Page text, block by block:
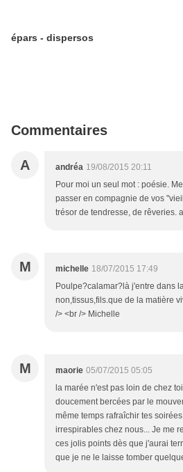
épars - dispersos
Commentaires
A andréa 19/08/2015 20:11
Pour moi un seul mot : poésie.
passer en compagnie de vos
trésor de tendresse, de rêveries.
M michelle 18/07/2015 17:49
Poulpe?calamar?là j'entre dans
non,tissus,fils.que de la matière
/> <br /> Michelle
M maorie 05/07/2015 05:05
la marée n'est pas loin de chez
doucement bercées par le
même temps rafraîchir tes
irrespirables chez nous... Je me
ces jolis points dès que j'aurai
que je ne le laisse tomber